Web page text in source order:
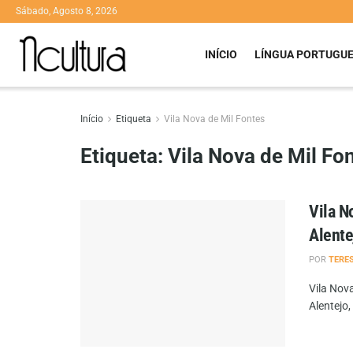
Sábado, Agosto 8, 2026
INÍCIO LÍNGUA
Início Etiqueta Vila Nova de Mil Fontes
Etiqueta: Vila Nova de Mil
Vila
POR
Vila